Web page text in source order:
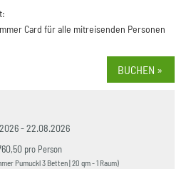
Card für alle mitreisenden Personen
BUCHEN »
-22.08.2026
pro Person
Pumuckl 3 Betten | 20 qm - 1 Raum)